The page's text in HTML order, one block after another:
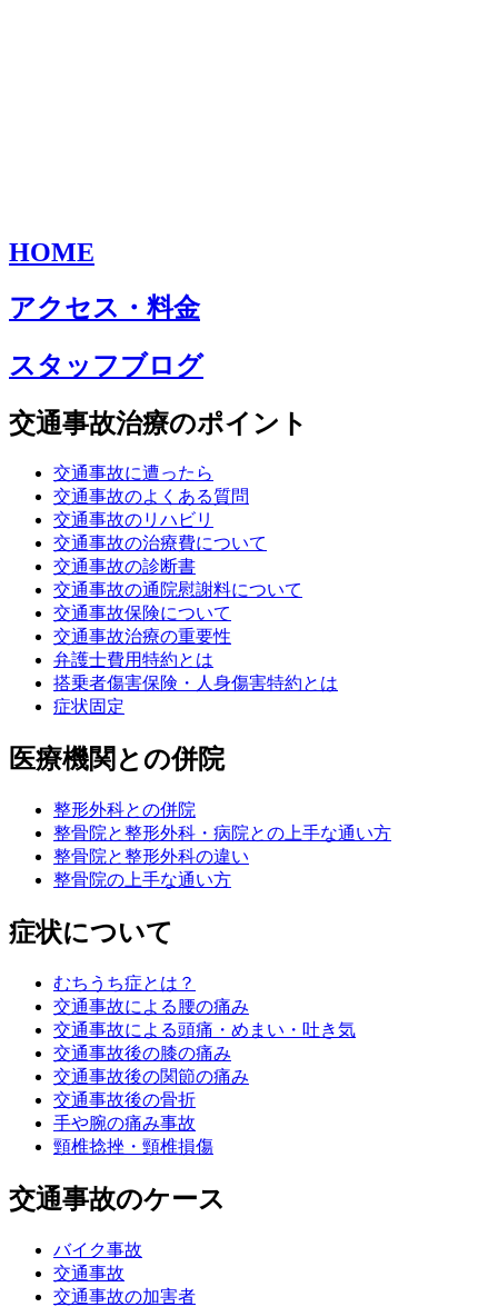
HOME
アクセス・料金
スタッフブログ
交通事故治療のポイント
交通事故に遭ったら
交通事故のよくある質問
交通事故のリハビリ
交通事故の治療費について
交通事故の診断書
交通事故の通院慰謝料について
交通事故保険について
交通事故治療の重要性
弁護士費用特約とは
搭乗者傷害保険・人身傷害特約とは
症状固定
医療機関との併院
整形外科との併院
整骨院と整形外科・病院との上手な通い方
整骨院と整形外科の違い
整骨院の上手な通い方
症状について
むちうち症とは？
交通事故による腰の痛み
交通事故による頭痛・めまい・吐き気
交通事故後の膝の痛み
交通事故後の関節の痛み
交通事故後の骨折
手や腕の痛み事故
頸椎捻挫・頸椎損傷
交通事故のケース
バイク事故
交通事故
交通事故の加害者